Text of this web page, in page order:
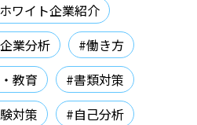
ワイト企業紹介
業分析
#働き方
教育
#書類対策
対策
#自己分析